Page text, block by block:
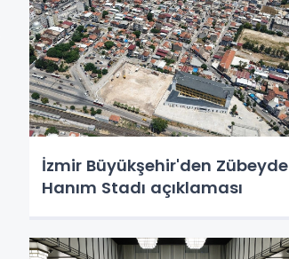
İzmir Büyükşehir'den Zübeyde
Hanım Stadı açıklaması